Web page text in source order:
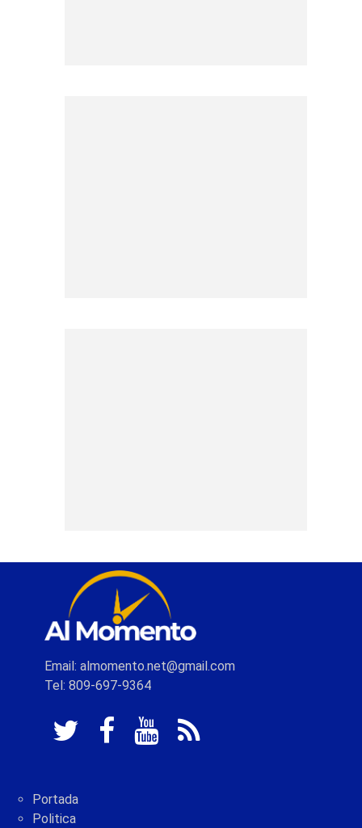
Email: almomento.net@gmail.com
Tel: 809-697-9364
Portada
Politica